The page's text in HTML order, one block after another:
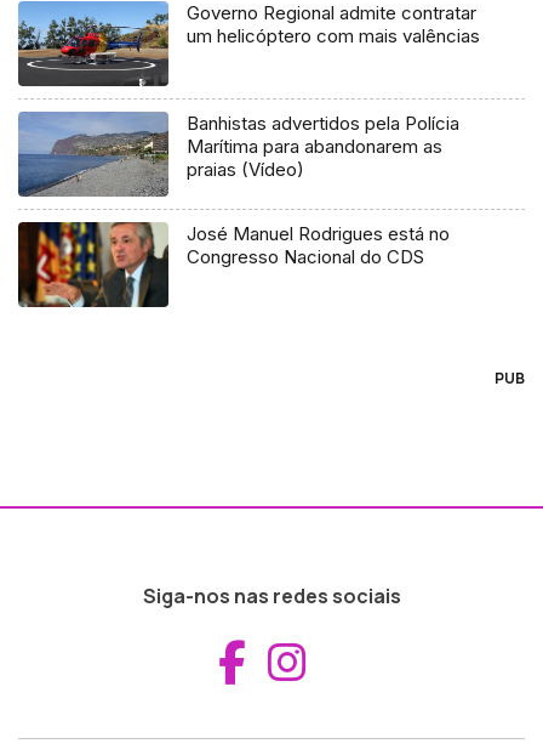
Governo Regional admite contratar
um helicóptero com mais valências
Banhistas advertidos pela Polícia
Marítima para abandonarem as
praias (Vídeo)
José Manuel Rodrigues está no
Congresso Nacional do CDS
PUB
Siga-nos nas redes sociais
Aceder ao